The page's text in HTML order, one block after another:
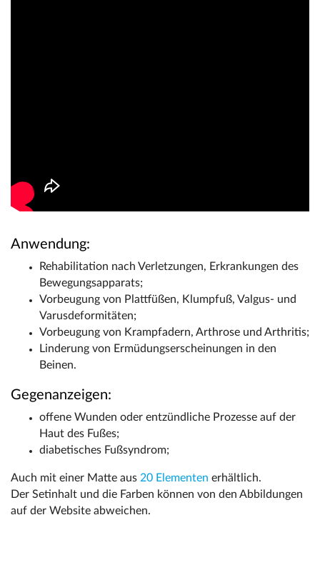
Anwendung:
Rehabilitation nach Verletzungen, Erkrankungen des
Bewegungsapparats;
Vorbeugung von Plattfüßen, Klumpfuß, Valgus- und
Varusdeformitäten;
Vorbeugung von Krampfadern, Arthrose und Arthritis;
Linderung von Ermüdungserscheinungen in den
Beinen.
Gegenanzeigen:
offene Wunden oder entzündliche Prozesse auf der
Haut des Fußes;
diabetisches Fußsyndrom;
Auch mit einer Matte aus 20 Elementen erhältlich.
Der Setinhalt und die Farben können von den Abbildungen
auf der Website abweichen.